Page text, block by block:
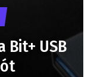
USB